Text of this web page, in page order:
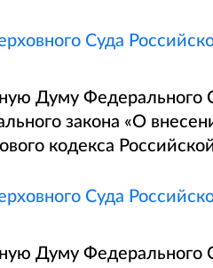
Суда
Думу Федерального
закона «О
кодекса
Суда
Думу Федерального